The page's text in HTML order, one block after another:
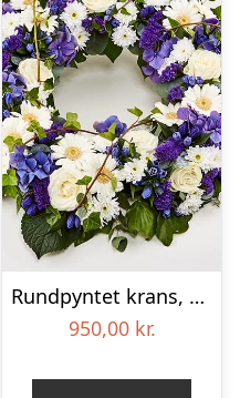
Rundpyntet krans, blå og hvid – Blomster til begravelse
950,00 kr.